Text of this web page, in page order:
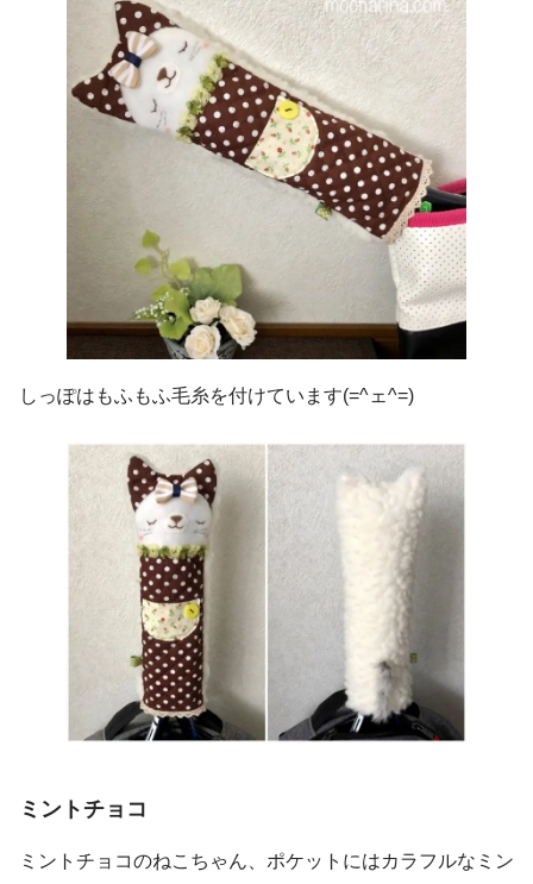
しっぽはもふもふ毛糸を付けています(=^ェ^=)
ミントチョコ
ミントチョコのねこちゃん、ポケットにはカラフルなミン